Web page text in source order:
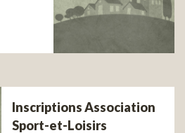
Inscriptions Association
Sport-et-Loisirs